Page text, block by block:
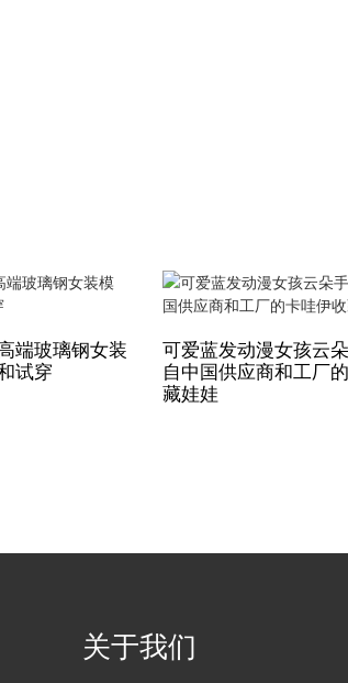
端玻璃钢女装
试穿
可爱蓝发动漫女孩云
自中国供应商和工厂
藏娃娃
关于我们